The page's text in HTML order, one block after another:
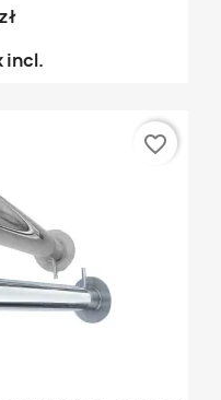
incl.
favorite_border